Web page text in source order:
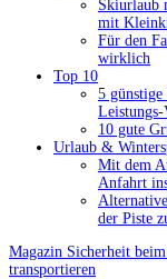
Skiurlaub
mit
Für den
wirklich
Top 10
5
Leistungs-
10 gute
Urlaub &
Mit dem
Anfahrt
der Piste
Magazin Sicherheit
transportieren